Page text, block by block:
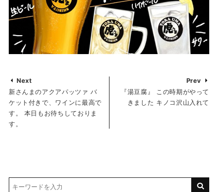
Next
新さんまのアクアパッツァ バ
ケット付きで、ワインに最高で
す。 本日もお待ちしておりま
す。
Prev
『湯豆腐』 この時期がやって
きました キノコ沢山入れて